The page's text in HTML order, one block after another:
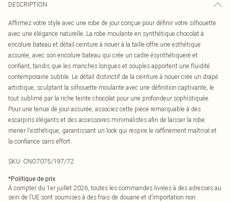
DESCRIPTION
Affirmez votre style avec une robe de jour conçue pour définir votre silhouette
avec une élégance naturelle. La robe moulante en synthétique chocolat à
encolure bateau et détail ceinture à nouer à la taille offre une esthétique
assurée, avec son encolure bateau qui crée un cadre ésynthétiqueré et
confiant, tandis que les manches longues et souples apportent une fluidité
contemporaine subtile. Le détail distinctif de la ceinture à nouer crée un drapé
artistique, sculptant la silhouette moulante avec une définition captivante, le
tout sublimé par la riche teinte chocolat pour une profondeur sophistiquée.
Pour une tenue de jour assurée, associez cette pièce remarquable à des
escarpins élégants et des accessoires minimalistes afin de laisser la robe
mener l'esthétique, garantissant un look qui respire le raffinement maîtrisé et
la confiance sans effort.
SKU: CNO7075/197/72
*Politique de prix
À compter du 1er juillet 2026, toutes les commandes livrées à des adresses au
sein de l’UE sont soumises à des frais de douane et d’importation non